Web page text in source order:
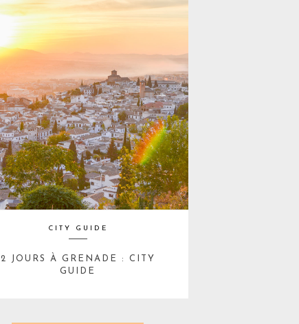
CITY GUIDE
2 JOURS À GRENADE : CITY
GUIDE